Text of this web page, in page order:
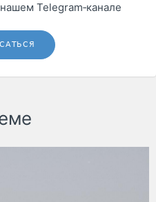
Telegram‑канале